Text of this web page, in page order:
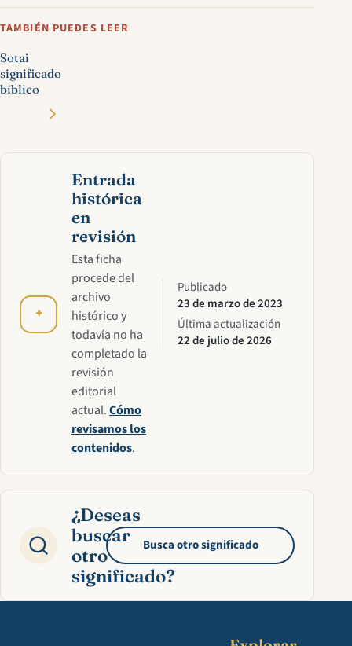
TAMBIÉN PUEDES LEER
Sotai
significado
bíblico
✦
Entrada
histórica
en
revisión
Esta ficha
procede del
archivo
histórico y
todavía no ha
completado la
revisión
editorial
actual.Cómo
revisamos los
contenidos.
Publicado
23 de marzo de 2023
Última actualización
22 de julio de 2026
¿Deseas
buscar
otro
significado?
Busca otro significado